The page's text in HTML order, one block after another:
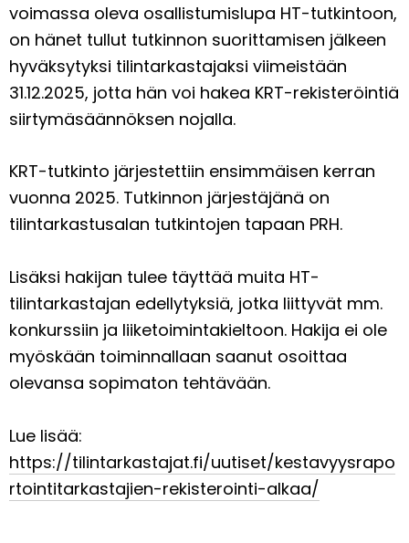
voimassa oleva osallistumislupa HT-tutkintoon,
on hänet tullut tutkinnon suorittamisen jälkeen
hyväksytyksi tilintarkastajaksi viimeistään
31.12.2025, jotta hän voi hakea KRT-rekisteröintiä
siirtymäsäännöksen nojalla.
KRT-tutkinto järjestettiin ensimmäisen kerran
vuonna 2025. Tutkinnon järjestäjänä on
tilintarkastusalan tutkintojen tapaan PRH.
Lisäksi hakijan tulee täyttää muita HT-
tilintarkastajan edellytyksiä, jotka liittyvät mm.
konkurssiin ja liiketoimintakieltoon. Hakija ei ole
myöskään toiminnallaan saanut osoittaa
olevansa sopimaton tehtävään.
Lue lisää:
https://tilintarkastajat.fi/uutiset/kestavyysrapo
rtointitarkastajien-rekisterointi-alkaa/